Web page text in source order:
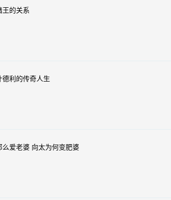
王的关系
德利的传奇人生
么爱老婆 向太为何变肥婆